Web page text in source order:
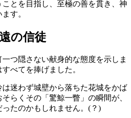
とを目指し、至極の善を貫き、神
す。
の信徒
つ隠さない献身的な態度を示しま
べてを捧げました。
は迷わず城壁から落ちた花城をかば
らくその「驚鯨一瞥」の瞬間が、
ったのかもしれません。(？)